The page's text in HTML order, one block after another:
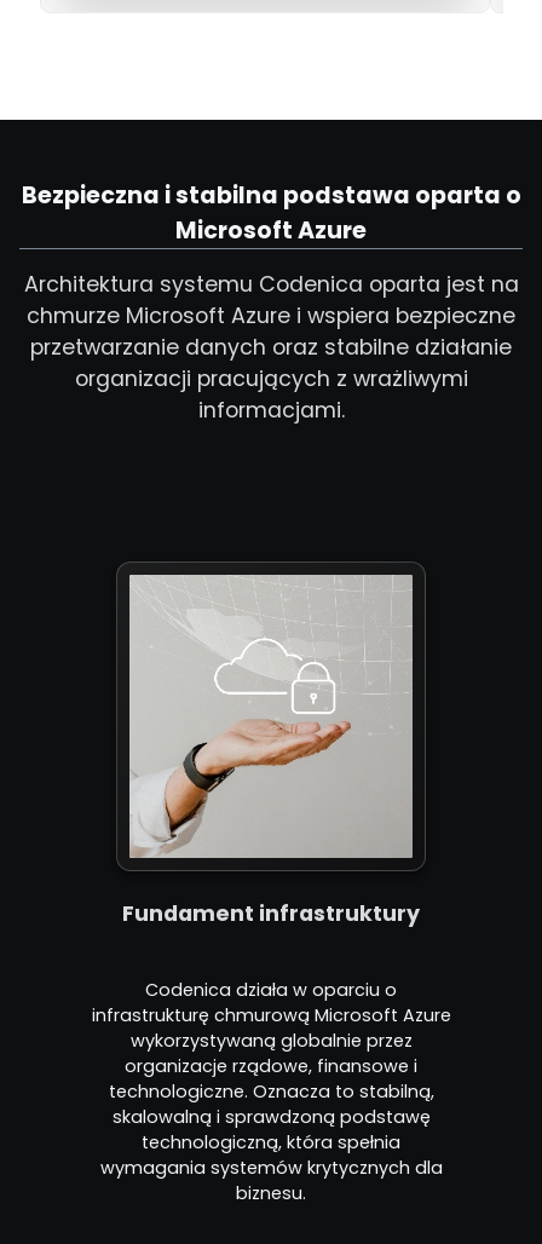
Bezpieczna i stabilna podstawa oparta o
Microsoft Azure
Architektura systemu Codenica oparta jest na
chmurze Microsoft Azure i wspiera bezpieczne
przetwarzanie danych oraz stabilne działanie
organizacji pracujących z wrażliwymi
informacjami.
Fundament infrastruktury
Codenica działa w oparciu o
infrastrukturę chmurową Microsoft Azure
wykorzystywaną globalnie przez
organizacje rządowe, finansowe i
technologiczne. Oznacza to stabilną,
skalowalną i sprawdzoną podstawę
technologiczną, która spełnia
wymagania systemów krytycznych dla
biznesu.